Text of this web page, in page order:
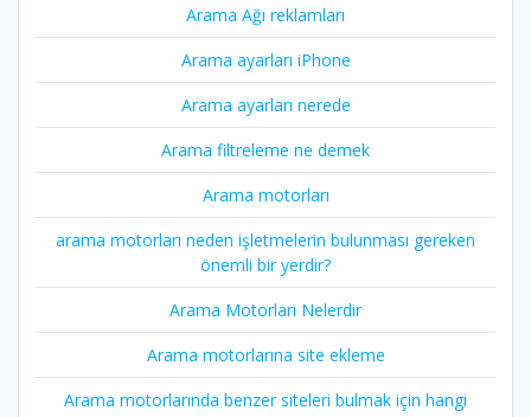
Arama Ağı reklamları
Arama ayarları iPhone
Arama ayarları nerede
Arama filtreleme ne demek
Arama motorları
arama motorları neden işletmelerin bulunması gereken
önemli bir yerdir?
Arama Motorları Nelerdir
Arama motorlarına site ekleme
Arama motorlarında benzer siteleri bulmak için hangi